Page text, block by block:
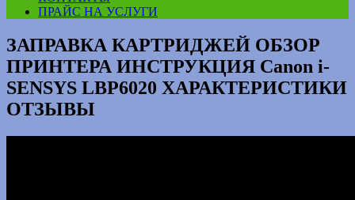
ПРАЙС НА УСЛУГИ
ЗАПРАВКА КАРТРИДЖЕЙ ОБЗОР
ПРИНТЕРА ИНСТРУКЦИЯ Canon i-
SENSYS LBP6020 ХАРАКТЕРИСТИКИ
ОТЗЫВЫ